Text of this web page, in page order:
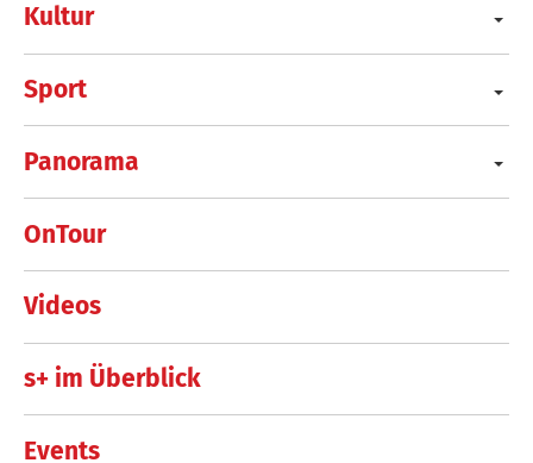
Kultur
Sport
Panorama
OnTour
Videos
s+ im Überblick
Events